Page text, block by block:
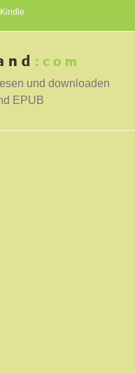
und downloaden
EPUB